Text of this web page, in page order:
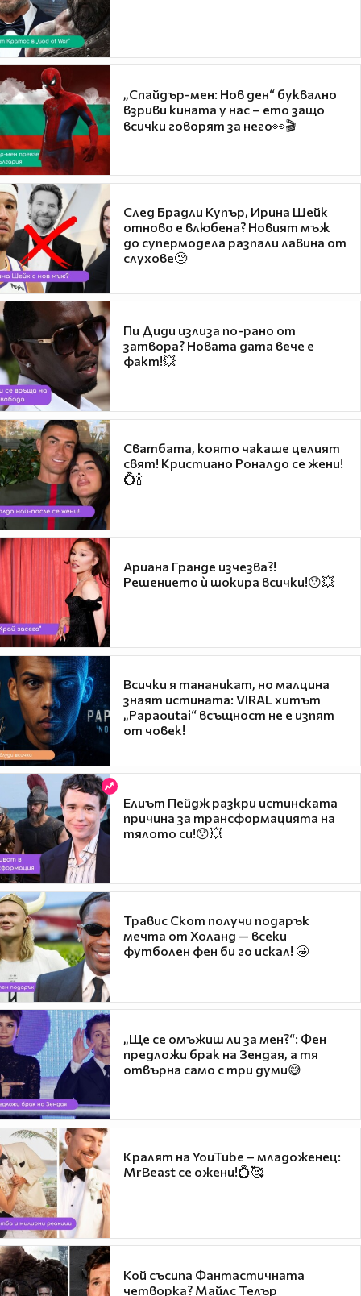
„Спайдър-мен: Нов ден“ буквално
взриви кината у нас – ето защо
всички говорят за него👀🎬
След Брадли Купър, Ирина Шейк
отново е влюбена? Новият мъж
до супермодела разпали лавина от
слухове🧐
Пи Диди излиза по-рано от
затвора? Новата дата вече е
факт!💥
Сватбата, която чакаше целият
свят! Кристиано Роналдо се жени!
💍🍾
Ариана Гранде изчезва?!
Решението ѝ шокира всички!😯💥
Всички я тананикат, но малцина
знаят истината: VIRAL хитът
„Papaoutai“ всъщност не е изпят
от човек!
Елиът Пейдж разкри истинската
причина за трансформацията на
тялото си!😯💥
Травис Скот получи подарък
мечта от Холанд — всеки
футболен фен би го искал! 🤩
„Ще се омъжиш ли за мен?“: Фен
предложи брак на Зендая, а тя
отвърна само с три думи😅
Кралят на YouTube – младоженец:
MrBeast се ожени!💍🥰
Кой съсипа Фантастичната
четворка? Майлс Телър